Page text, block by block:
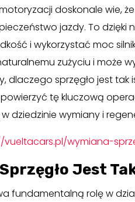
doskonale wie,
jazdy. To dzięki
i wykorzystać moc
zużyciu i może
dlaczego sprzęgło jest
tę kluczową
dziedzinie wymiany i
vueltacars.pl/wymiana-
Jest
fundamentalną rolę w